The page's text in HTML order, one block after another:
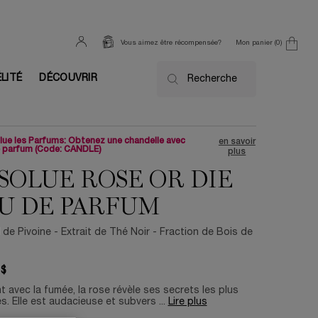
Vous aimez être récompensée? Mon panier 0
0 product in cart
DÉCOUVRIR Recherche
les Parfums: Obtenez une chandelle avec
(Code: CANDLE)
en savoir
plus
ROSE OR DIE
DE PARFUM
de Pivoine - Extrait de Thé Noir - Fraction de Bois de
avec la fumée, la rose révèle ses secrets les plus
Elle est audacieuse et subvers ... Lire plus